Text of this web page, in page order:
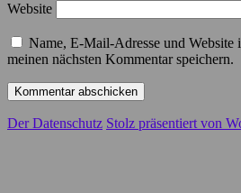
Website
Name, E-Mail-Adresse und Website
meinen nächsten Kommentar speichern.
Der Datenschutz Stolz präsentiert von